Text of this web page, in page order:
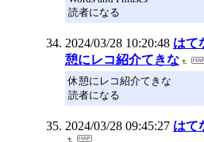
読者になる
2024/03/28 10:20:48 はて
憩にレコ紹介てきな
休憩にレコ紹介てきな
読者になる
2024/03/28 09:45:27 はて